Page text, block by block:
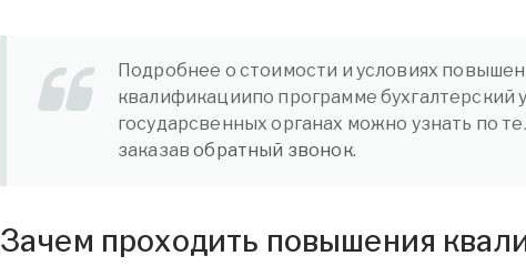
Подробнее о стоимости и условиях
квалификациипо программе бухгалтерский
государсвенных органах можно узнать по
заказавобратный звонок.
Зачем проходить повышения